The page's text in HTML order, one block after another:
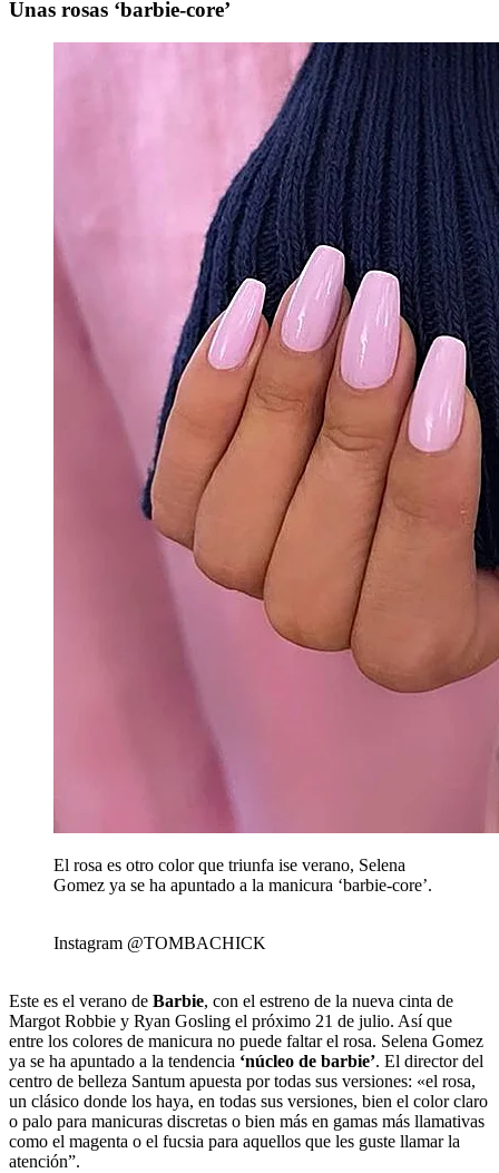
Unas rosas ‘barbie-core’
El rosa es otro color que triunfa ise verano, Selena
Gomez ya se ha apuntado a la manicura ‘barbie-core’.
Instagram @TOMBACHICK
Este es el verano de Barbie, con el estreno de la nueva cinta de
Margot Robbie y Ryan Gosling el próximo 21 de julio. Así que
entre los colores de manicura no puede faltar el rosa. Selena Gomez
ya se ha apuntado a la tendencia ‘núcleo de barbie’. El director del
centro de belleza Santum apuesta por todas sus versiones: «el rosa,
un clásico donde los haya, en todas sus versiones, bien el color claro
o palo para manicuras discretas o bien más en gamas más llamativas
como el magenta o el fucsia para aquellos que les guste llamar la
atención”.